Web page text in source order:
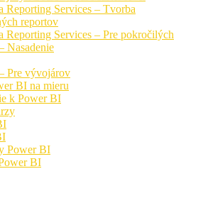
Reporting Services – Tvorba
reportov
Reporting Services – Pre pokročilých
Nasadenie
Pre vývojárov
BI na mieru
k Power BI
Power BI
BI